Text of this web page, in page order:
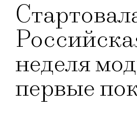
неделя
первые